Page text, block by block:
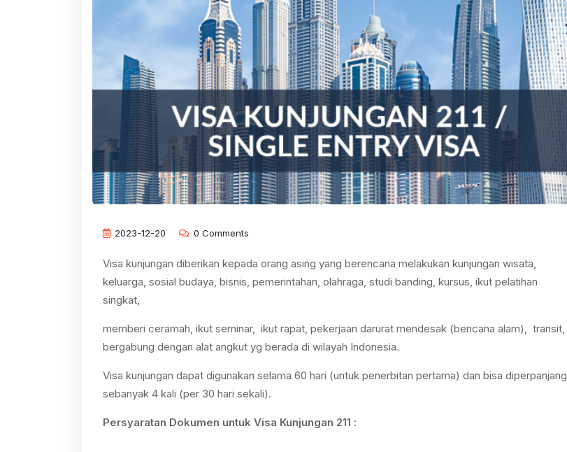
2023-12-20 0 Comments
Visa kunjungan diberikan kepada orang asing yang berencana melakukan kunjungan wisata,
keluarga, sosial budaya, bisnis, pemerintahan, olahraga, studi banding, kursus, ikut pelatihan
singkat,
memberi ceramah, ikut seminar, ikut rapat, pekerjaan darurat mendesak (bencana alam), transit,
bergabung dengan alat angkut yg berada di wilayah Indonesia.
Visa kunjungan dapat digunakan selama 60 hari (untuk penerbitan pertama) dan bisa diperpanjang
sebanyak 4 kali (per 30 hari sekali).
Persyaratan Dokumen untuk Visa Kunjungan 211 :